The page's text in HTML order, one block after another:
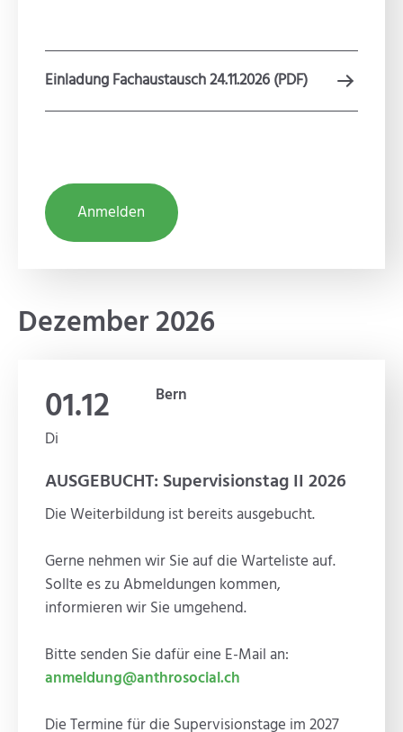
Einladung Fachaustausch 24.11.2026 (PDF)
Anmelden
Dezember 2026
01.12
Di
Bern
AUSGEBUCHT: Supervisionstag II 2026
Die Weiterbildung ist bereits ausgebucht.
Gerne nehmen wir Sie auf die Warteliste auf.
Sollte es zu Abmeldungen kommen,
informieren wir Sie umgehend.
Bitte senden Sie dafür eine E-Mail an:
anmeldung@anthrosocial.ch
Die Termine für die Supervisionstage im 2027